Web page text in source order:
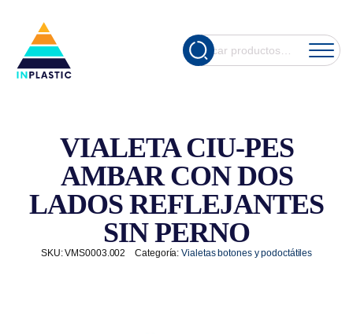
Buscar
por:
Cuando hay
VIALETA CIU-PES
AMBAR CON DOS
LADOS REFLEJANTES
SIN PERNO
SKU:VMS0003.002 Categoría:Vialetas botones y podoctátiles